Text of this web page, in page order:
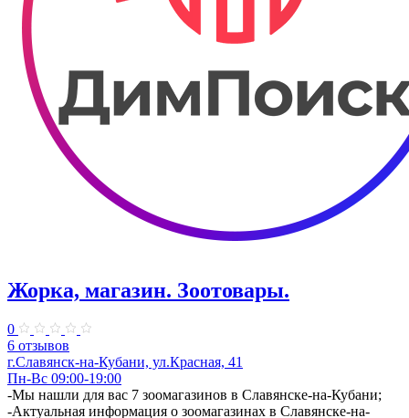
Жорка, магазин. ​Зоотовары.
0
6 отзывов
г.Славянск-на-Кубани, ул.Красная, 41
Пн-Вс 09:00-19:00
-Мы нашли для вас 7 зоомагазинов в Славянске-на-Кубани;
-Актуальная информация о зоомагазинах в Славянске-на-